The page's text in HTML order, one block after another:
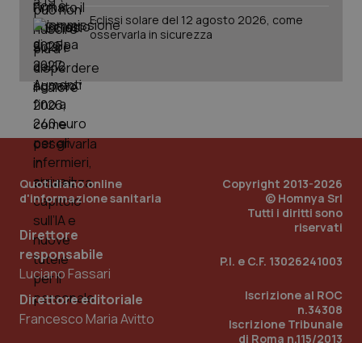
Eclissi solare del 12 agosto 2026, come
osservarla in sicurezza
Quotidiano online
d'informazione sanitaria
Direttore
responsabile
Luciano Fassari
Direttore editoriale
Francesco Maria Avitto
Copyright 2013-2026
© Homnya Srl
Tutti i diritti sono
riservati
P.I. e C.F. 13026241003
Iscrizione al ROC
n.34308
Iscrizione Tribunale
di Roma n.115/2013
PHPSESSID
www.quotidianosanita.it